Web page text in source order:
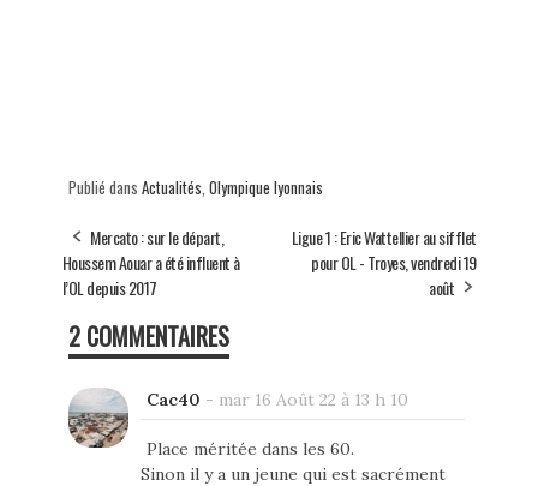
Publié dans Actualités Olympique lyonnais
Mercato : sur le départ,
Houssem Aouar a été influent à
l’OL depuis 2017
Ligue 1 : Eric Wattellier au sifflet
pour OL - Troyes, vendredi 19
août
2 COMMENTAIRES
Cac40 - mar 16 Août 22 à 13 h 10
Place méritée dans les 60.
Sinon il y a un jeune qui est sacrément